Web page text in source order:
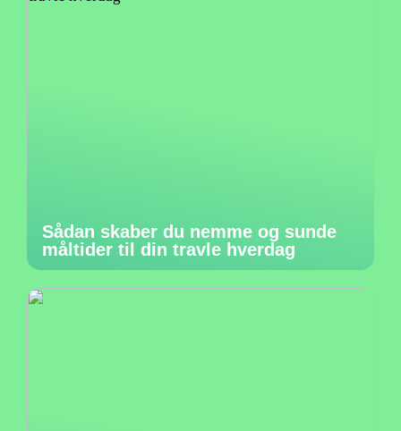
Sådan skaber du nemme og sunde
måltider til din travle hverdag